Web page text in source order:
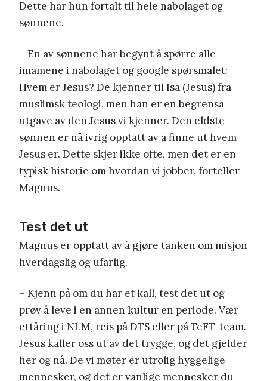
Dette har hun fortalt til hele nabolaget og
sønnene.
– En av sønnene har begynt å spørre alle
imamene i nabolaget og google spørsmålet:
Hvem er Jesus? De kjenner til Isa (Jesus) fra
muslimsk teologi, men han er en begrensa
utgave av den Jesus vi kjenner. Den eldste
sønnen er nå ivrig opptatt av å finne ut hvem
Jesus er. Dette skjer ikke ofte, men det er en
typisk historie om hvordan vi jobber, forteller
Magnus.
Test det ut
Magnus er opptatt av å gjøre tanken om misjon
hverdagslig og ufarlig.
– Kjenn på om du har et kall, test det ut og
prøv å leve i en annen kultur en periode. Vær
ettåring i NLM, reis på DTS eller på TeFT-team.
Jesus kaller oss ut av det trygge, og det gjelder
her og nå. De vi møter er utrolig hyggelige
mennesker, og det er vanlige mennesker du